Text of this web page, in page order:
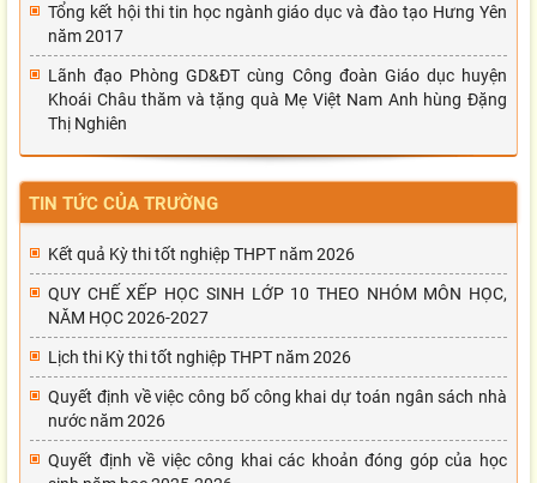
Tổng kết hội thi tin học ngành giáo dục và đào tạo Hưng Yên
năm 2017
Lãnh đạo Phòng GD&ĐT cùng Công đoàn Giáo dục huyện
Khoái Châu thăm và tặng quà Mẹ Việt Nam Anh hùng Đặng
Thị Nghiên
TIN TỨC CỦA TRƯỜNG
Kết quả Kỳ thi tốt nghiệp THPT năm 2026
QUY CHẾ XẾP HỌC SINH LỚP 10 THEO NHÓM MÔN HỌC,
NĂM HỌC 2026-2027
Lịch thi Kỳ thi tốt nghiệp THPT năm 2026
Quyết định về việc công bố công khai dự toán ngân sách nhà
nước năm 2026
Quyết định về việc công khai các khoản đóng góp của học